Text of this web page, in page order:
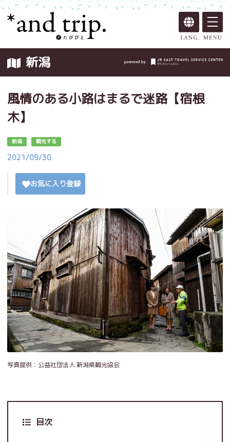
新潟
風情のある小路はまるで迷路【宿根
木】
新潟 観光する
2021/09/30
お気に入り登録
写真提供：公益社団法人 新潟県観光協会
目次